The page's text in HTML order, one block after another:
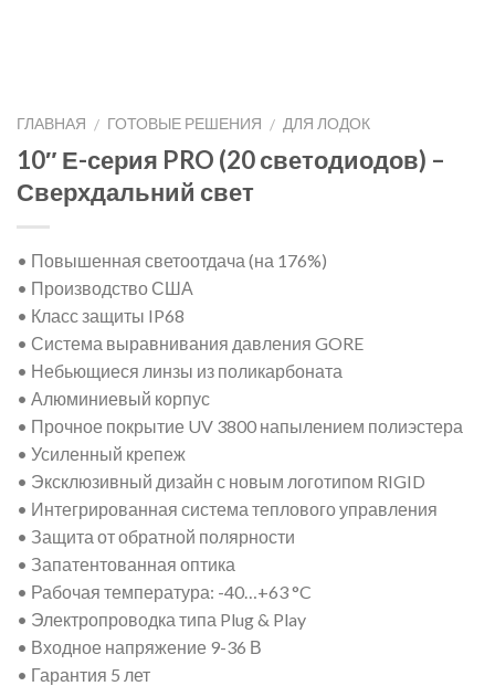
ГЛАВНАЯ / ГОТОВЫЕ РЕШЕНИЯ / ДЛЯ ЛОДОК
10″ Е-серия PRO (20 светодиодов) –
Сверхдальний свет
• Повышенная светоотдача (на 176%)
• Производство США
• Класс защиты IP68
• Система выравнивания давления GORE
• Небьющиеся линзы из поликарбоната
• Алюминиевый корпус
• Прочное покрытие UV 3800 напылением полиэстера
• Усиленный крепеж
• Эксклюзивный дизайн с новым логотипом RIGID
• Интегрированная система теплового управления
• Защита от обратной полярности
• Запатентованная оптика
• Рабочая температура: -40…+63 °C
• Электропроводка типа Plug & Play
• Входное напряжение 9-36 В
• Гарантия 5 лет